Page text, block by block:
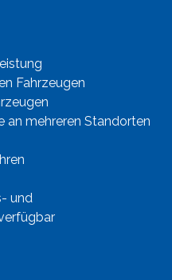
Fahrzeugen
an mehreren Standorten
und